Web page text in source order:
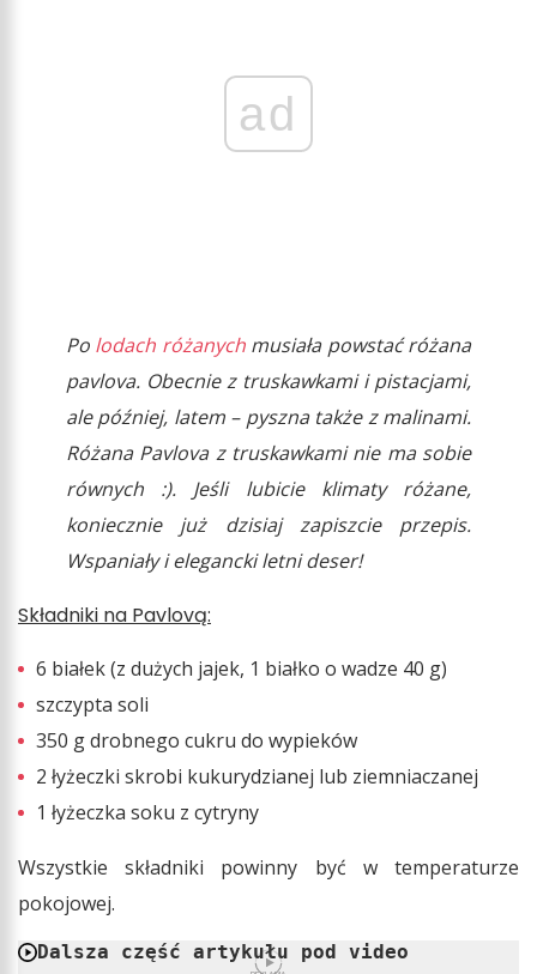
ad
Po lodach różanych musiała powstać różana
pavlova. Obecnie z truskawkami i pistacjami,
ale później, latem – pyszna także z malinami.
Różana Pavlova z truskawkami nie ma sobie
równych :). Jeśli lubicie klimaty różane,
koniecznie już dzisiaj zapiszcie przepis.
Wspaniały i elegancki letni deser!
Składniki na Pavlovą:
6 białek (z dużych jajek, 1 białko o wadze 40 g)
szczypta soli
350 g drobnego cukru do wypieków
2 łyżeczki skrobi kukurydzianej lub ziemniaczanej
1 łyżeczka soku z cytryny
Wszystkie składniki powinny być w temperaturze
pokojowej.
Dalsza część artykułu pod video